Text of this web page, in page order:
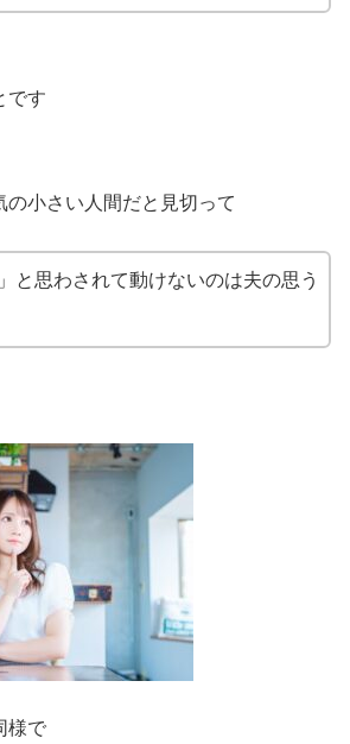
です
の小さい人間だと見切って
と思わされて動けないのは夫の思う
様で